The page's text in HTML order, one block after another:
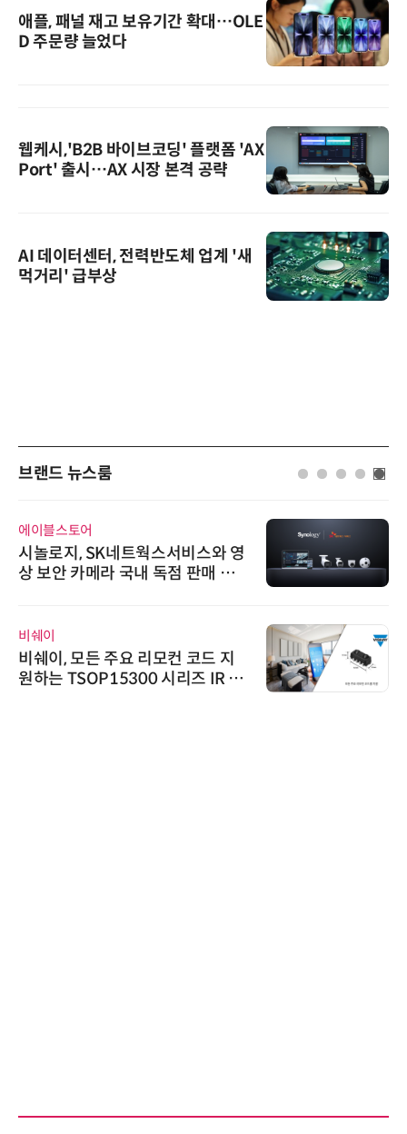
애플, 패널 재고 보유기간 확대…OLE
D 주문량 늘었다
웹케시,'B2B 바이브코딩' 플랫폼 'AX
Port' 출시…AX 시장 본격 공략
AI 데이터센터, 전력반도체 업계 '새
먹거리' 급부상
브랜드 뉴스룸
에이블스토어
시놀로지, SK네트웍스서비스와 영
상 보안 카메라 국내 독점 판매 파
비쉐이
비쉐이, 모든 주요 리모컨 코드 지
원하는 TSOP15300 시리즈 IR 수